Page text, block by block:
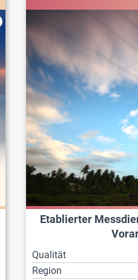
Etablierter
Qualität
Region